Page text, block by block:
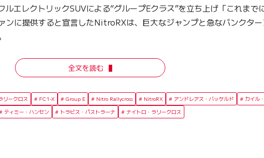
エレクトリックSUVによる“グループEクラス”を立ち上げ「これまで
ンに提供すると宣言したNitroRXは、巨大なジャンプと急なバンクタ
全文を読む
ークロス FC1-X Group E Nitro Rallycross NitroRX アンドレアス・バッケルド カイル
ティミー・ハンセン
トラビス・パストラーナ ナイトロ・ラリークロス